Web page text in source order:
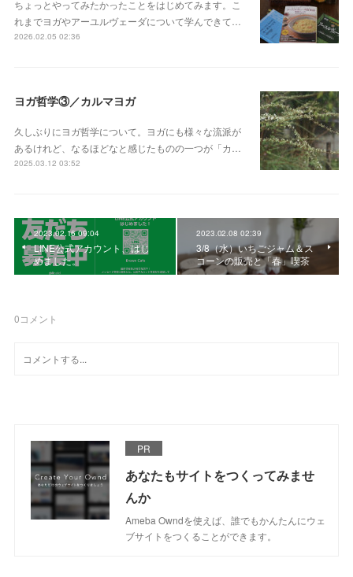
ちょっとやってみたかったことをはじめてみます。こ
れまでヨガやアーユルヴェーダについて学んできて…
2026.02.05 02:36
ヨガ哲学③／カルマヨガ
久しぶりにヨガ哲学について。ヨガにも様々な流派が
あるけれど、なるほどなと感じたものの一つが「カ…
2025.03.12 03:52
2023.02.16 09:04
LINE公式アカウント、はじ
めました。
2023.02.08 02:39
3/8（水）いちごジャム＆ス
コーンの販売と「春」喫茶
0コメント
PR
あなたもサイトをつくってみませ
んか
Ameba Owndを使えば、誰でもかんたんにウェ
ブサイトをつくることができます。